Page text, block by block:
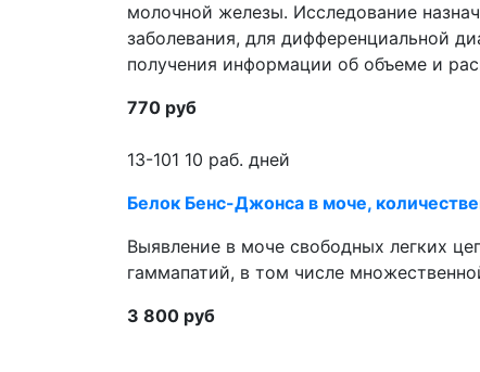
молочной железы. Исследование
заболевания, для дифференциальной
получения информации об объеме и
770 руб
13-101 10 раб. дней
Белок Бенс-Джонса в моче,
Выявление в моче свободных легких
гаммапатий, в том числе
3 800 руб